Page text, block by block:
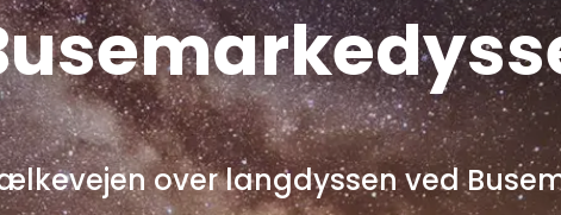
over langdyssen ved